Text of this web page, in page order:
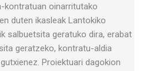
kontratuan oinarritutako
duten ikasleak Lantokiko
salbuetsita geratuko dira, erabat
geratzeko, kontratu-aldia
Proiektuari dagokion